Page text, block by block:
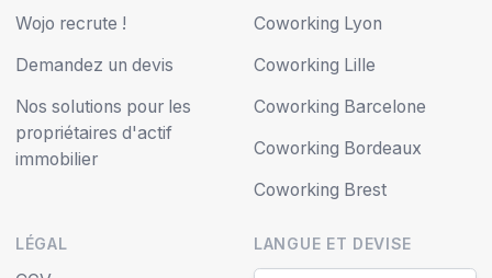
Wojo recrute !
Demandez un devis
Nos solutions pour les
propriétaires d'actif
immobilier
Coworking Lyon
Coworking Lille
Coworking Barcelone
Coworking Bordeaux
Coworking Brest
LÉGAL LANGUE ET DEVISE